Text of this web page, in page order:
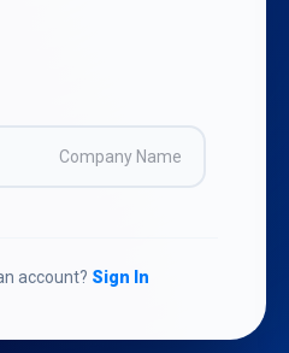
account? Sign In